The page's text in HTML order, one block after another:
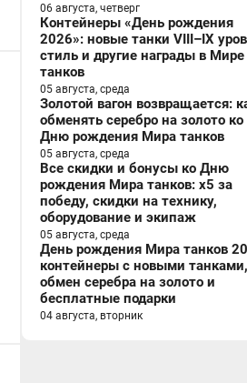
06 августа, четверг
Контейнеры «День рождения
2026»: новые танки VIII–IX
стиль и другие награды в Мире
танков
05 августа, среда
Золотой вагон возвращается:
обменять серебро на золото ко
Дню рождения Мира танков
05 августа, среда
Все скидки и бонусы ко Дню
рождения Мира танков: x5 за
победу, скидки на технику,
оборудование и экипаж
05 августа, среда
День рождения Мира танков
контейнеры с новыми танками,
обмен серебра на золото и
бесплатные подарки
04 августа, вторник